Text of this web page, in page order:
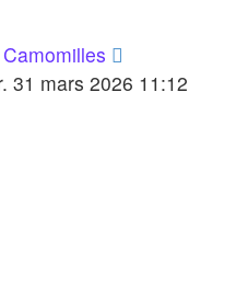
Camomilles
31 mars 2026 11:12